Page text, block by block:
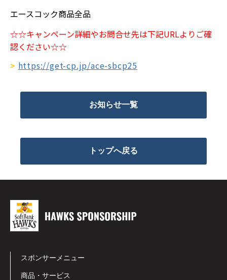
エースコック商品全品
☆☆キャンペーン詳細やお問合せ先は下記URLよりご確
認ください☆☆
> https://get-cp.jp/ace-sbcp25
お知らせ一覧
トップへ戻る
スポンサーメニュー
商品・サービス